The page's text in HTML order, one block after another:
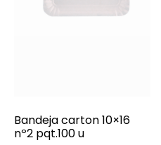
Bandeja carton 10×16
nº2 pqt.100 u